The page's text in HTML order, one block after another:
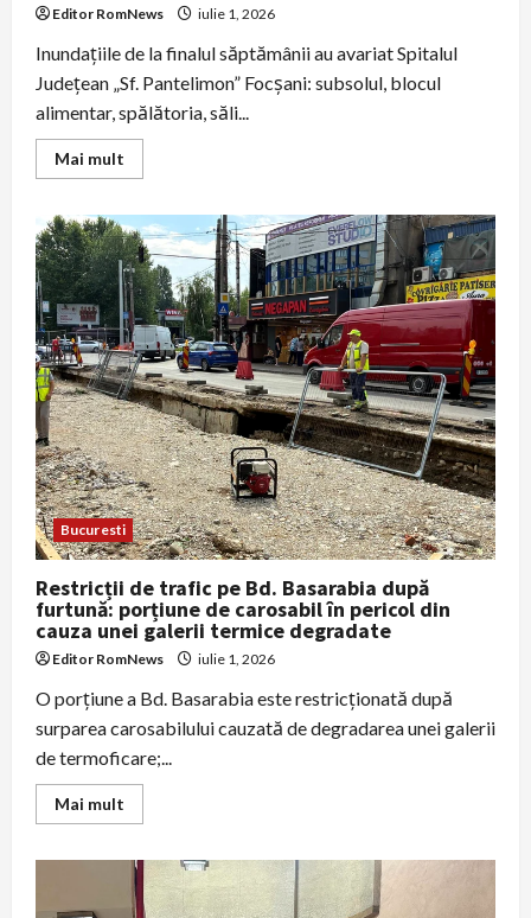
Editor RomNews iulie 1, 2026
Inundaţiile de la finalul săptămânii au avariat Spitalul
Judeţean „Sf. Pantelimon” Focşani: subsolul, blocul
alimentar, spălătoria, săli...
Mai mult
more
la
Spitalul
Judeţean
Focşani:
subsolul
şi
secţii
vitale
au
suferit
pagube
semnificative
Bucuresti
Restricții de trafic pe Bd. Basarabia după
furtună: porțiune de carosabil în pericol din
cauza unei galerii termice degradate
Editor RomNews iulie 1, 2026
O porțiune a Bd. Basarabia este restricționată după
surparea carosabilului cauzată de degradarea unei galerii
de termoficare;...
Mai mult
more
de
trafic
pe